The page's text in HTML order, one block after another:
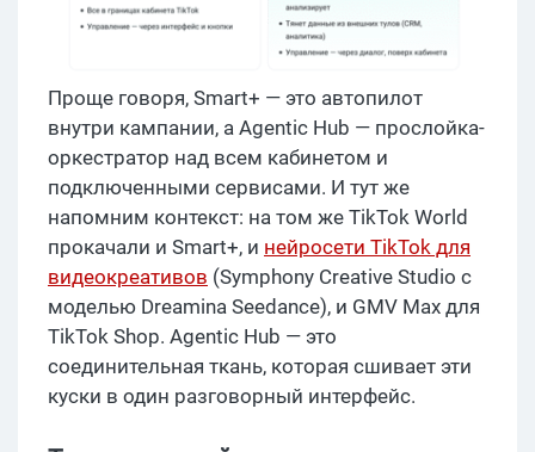
Проще говоря, Smart+ — это автопилот
внутри кампании, а Agentic Hub — прослойка-
оркестратор над всем кабинетом и
подключенными сервисами. И тут же
напомним контекст: на том же TikTok World
прокачали и Smart+, и нейросети TikTok для
видеокреативов (Symphony Creative Studio с
моделью Dreamina Seedance), и GMV Max для
TikTok Shop. Agentic Hub — это
соединительная ткань, которая сшивает эти
куски в один разговорный интерфейс.